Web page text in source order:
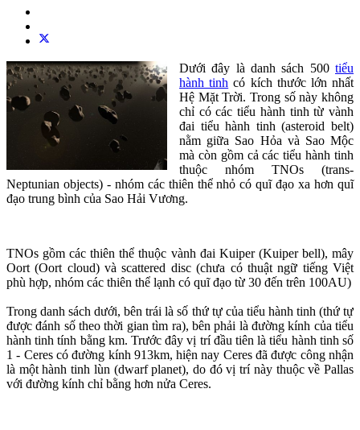
Dưới đây là danh sách 500 tiểu
hành tinh có kích thước lớn nhất
Hệ Mặt Trời. Trong số này không
chỉ có các tiểu hành tinh từ vành
đai tiểu hành tinh (asteroid belt)
nằm giữa Sao Hỏa và Sao Mộc
mà còn gồm cả các tiểu hành tinh
thuộc nhóm TNOs (trans-
Neptunian objects) - nhóm các thiên thể nhỏ có quĩ đạo xa hơn quĩ
đạo trung bình của Sao Hải Vương.
TNOs gồm các thiên thể thuộc vành đai Kuiper (Kuiper bell), mây
Oort (Oort cloud) và scattered disc (chưa có thuật ngữ tiếng Việt
phù hợp, nhóm các thiên thể lạnh có quĩ đạo từ 30 đến trên 100AU)
Trong danh sách dưới, bên trái là số thứ tự của tiểu hành tinh (thứ tự
được đánh số theo thời gian tìm ra), bên phải là đường kính của tiểu
hành tinh tính bằng km. Trước đây vị trí đầu tiên là tiểu hành tinh số
1 - Ceres có đường kính 913km, hiện nay Ceres đã được công nhận
là một hành tinh lùn (dwarf planet), do đó vị trí này thuộc về Pallas
với đường kính chỉ bằng hơn nửa Ceres.